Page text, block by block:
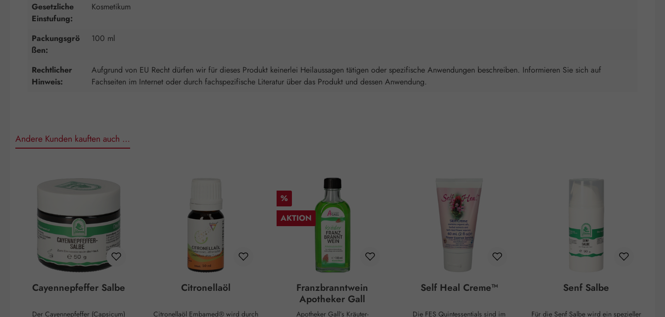
Gesetzliche
Einstufung:
Kosmetikum
Packungsgrö
ßen:
100 ml
Rechtlicher
Hinweis:
Aufgrund von EU Recht dürfen wir für dieses Produkt keinerlei Heilaussagen tätigen oder spezifische Anwendungen beschreiben. Informieren Sie sich auf
Fachseiten im Internet oder durch fachspezifische Literatur über das Produkt und dessen Anwendung.
Andere Kunden kauften auch …
Cayennepfeffer Salbe
Der Cayennepfeffer (Capsicum)
Citronellaöl
Citronellaöl Embamed® wird durch
Rabatt
%
AKTION
Franzbranntwein
Apotheker Gall
Apotheker Gall’s Kräuter-
Self Heal Creme™
Die FES Quintessentials sind im
Senf Salbe
Für die Senf Salbe wird ein spezieller